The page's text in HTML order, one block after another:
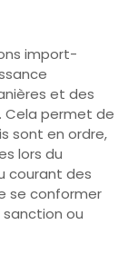
import-
et des
Cela permet de
sont en ordre,
lors du
courant des
se conformer
ou